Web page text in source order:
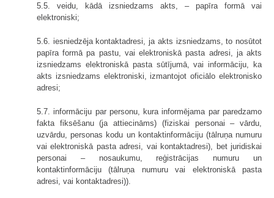
5.5. veidu, kādā izsniedzams akts, – papīra formā vai
elektroniski;
5.6. iesniedzēja kontaktadresi, ja akts izsniedzams, to nosūtot
papīra formā pa pastu, vai elektroniskā pasta adresi, ja akts
izsniedzams elektroniskā pasta sūtījumā, vai informāciju, ka
akts izsniedzams elektroniski, izmantojot oficiālo elektronisko
adresi;
5.7. informāciju par personu, kura informējama par paredzamo
fakta fiksēšanu (ja attiecināms) (fiziskai personai – vārdu,
uzvārdu, personas kodu un kontaktinformāciju (tālruņa numuru
vai elektroniskā pasta adresi, vai kontaktadresi), bet juridiskai
personai – nosaukumu, reģistrācijas numuru un
kontaktinformāciju (tālruņa numuru vai elektroniskā pasta
adresi, vai kontaktadresi)).